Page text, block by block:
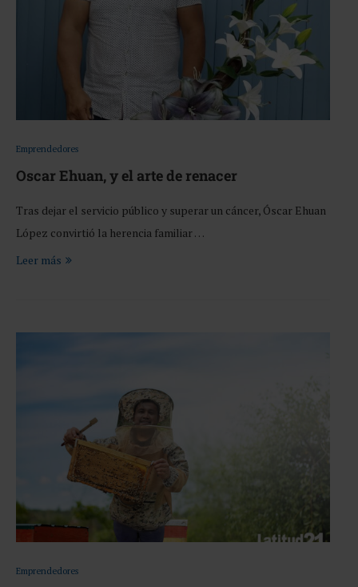
Emprendedores
Oscar Ehuan, y el arte de renacer
Tras dejar el servicio público y superar un cáncer, Óscar Ehuan
López convirtió la herencia familiar …
Leer más
Emprendedores